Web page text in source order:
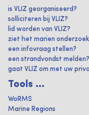
is VLIZ georganiseerd?
solliciteren bij VLIZ?
lid worden van VLIZ?
ziet het marien
een infovraag stellen?
een strandvondst melden?
gaat VLIZ om met uw
Tools ...
WoRMS
Marine Regions